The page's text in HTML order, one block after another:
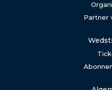
Partner